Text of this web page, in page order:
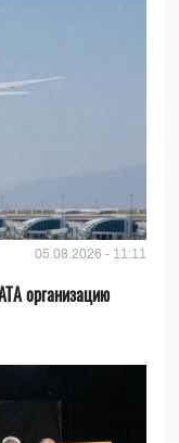
05.08.2026 - 11:11
организацию